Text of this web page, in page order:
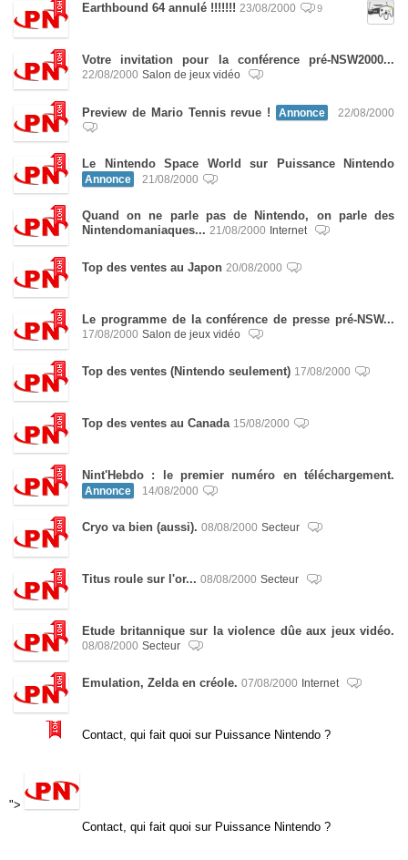
Earthbound 64 annulé !!!!!!! 23/08/2000 9
Votre invitation pour la conférence pré-NSW2000...
22/08/2000 Salon de jeux vidéo
Preview de Mario Tennis revue ! Annonce 22/08/2000
Le Nintendo Space World sur Puissance Nintendo
Annonce 21/08/2000
Quand on ne parle pas de Nintendo, on parle des
Nintendomaniaques... 21/08/2000 Internet
Top des ventes au Japon 20/08/2000
Le programme de la conférence de presse pré-NSW...
17/08/2000 Salon de jeux vidéo
Top des ventes (Nintendo seulement) 17/08/2000
Top des ventes au Canada 15/08/2000
Nint'Hebdo : le premier numéro en téléchargement.
Annonce 14/08/2000
Cryo va bien (aussi). 08/08/2000 Secteur
Titus roule sur l'or... 08/08/2000 Secteur
Etude britannique sur la violence dûe aux jeux vidéo.
08/08/2000 Secteur
Emulation, Zelda en créole. 07/08/2000 Internet
Contact, qui fait quoi sur Puissance Nintendo ?
">
Contact, qui fait quoi sur Puissance Nintendo ?